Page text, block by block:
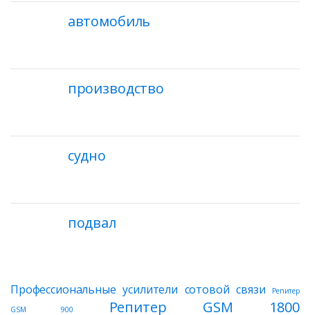
автомобиль
производство
судно
подвал
Профессиональные усилители сотовой связи
Репитер
GSM 900
Репитер GSM 1800